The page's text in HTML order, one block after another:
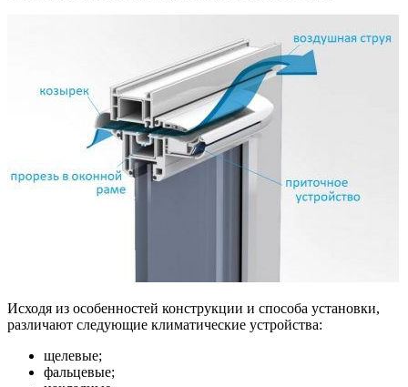
Исходя из особенностей конструкции и способа установки,
различают следующие климатические устройства:
щелевые;
фальцевые;